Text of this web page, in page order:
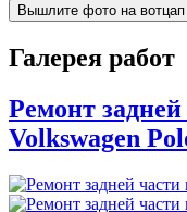
Вышлите фото на вотцап
Галерея работ
Ремонт задней
Volkswagen